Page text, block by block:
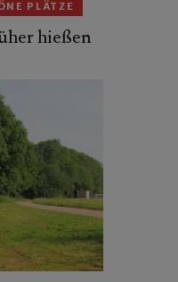
PLÄTZE
hießen